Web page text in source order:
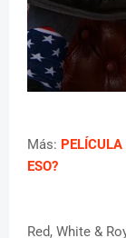
Más: PELÍCULA
ESO?
Red, White &